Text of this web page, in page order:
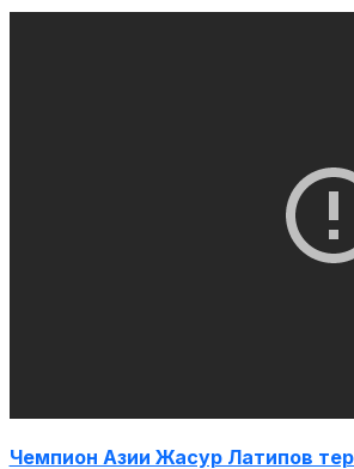
Чемпион Азии Жасур Латипов